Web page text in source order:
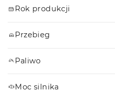
Rok produkcji
Przebieg
Paliwo
Moc silnika